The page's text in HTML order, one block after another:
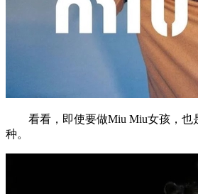
看看，即使要做Miu Miu女孩，也
种。